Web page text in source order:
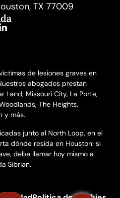
TX 77009
de lesiones graves en
abogados prestan
Land, Missouri City, La Porte,
The Heights,
y más.
junto al North Loop, en el
dónde resida en Houston: si
debe llamar hoy mismo a
Sibrian.